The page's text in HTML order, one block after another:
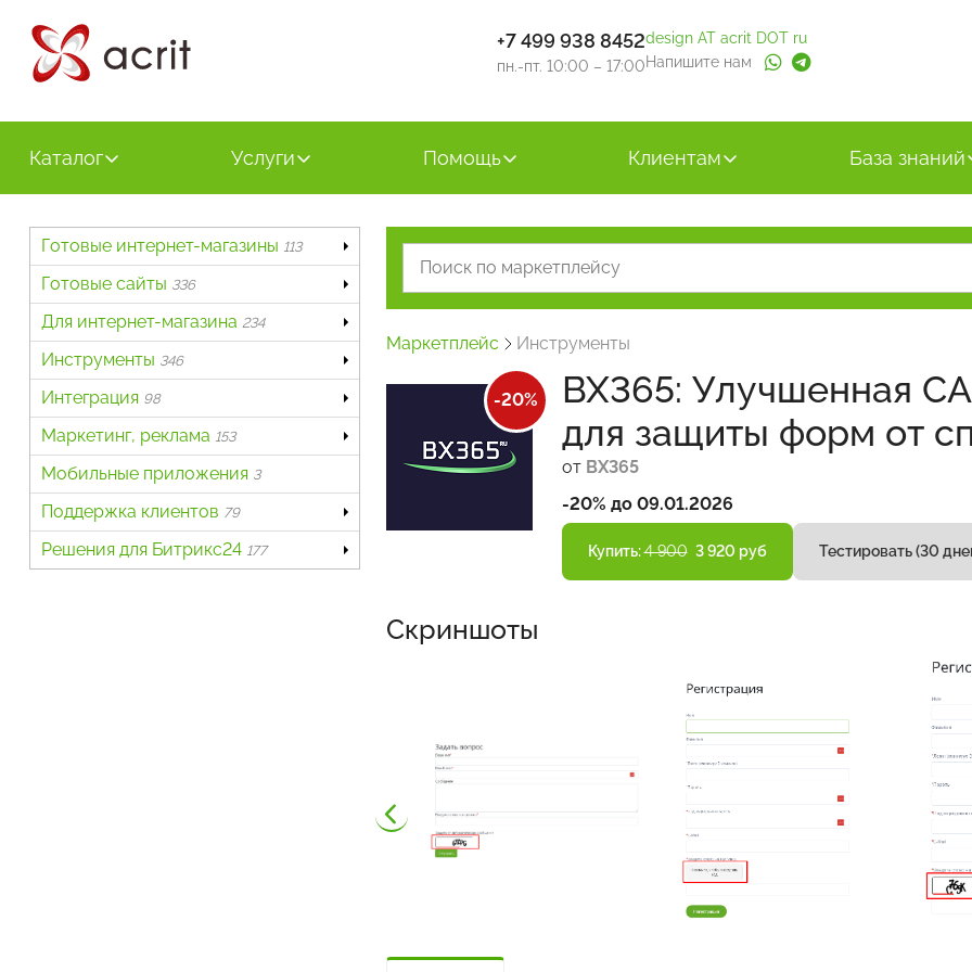
+7 499 938 8452
пн.-пт. 10:00 – 17:00
design AT acrit DOT ru
Напишите нам
Каталог Услуги Помощь Клиентам База знаний
Готовые интернет-магазины 113
Готовые сайты 336
Для интернет-магазина 234
Инструменты 346
Интеграция 98
Маркетинг, реклама 153
Мобильные приложения 3
Поддержка клиентов 79
Решения для Битрикс24 177
Маркетплейс Инструменты
-20%
BX365: Улучшенная
для защиты форм от
от BX365
-20% до 09.01.2026
Купить:4 900 3 920 руб Тестировать (30
Скриншоты